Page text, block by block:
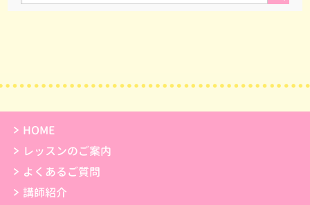
HOME
レッスンのご案内
よくあるご質問
講師紹介